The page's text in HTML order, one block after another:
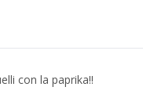
con la paprika!!